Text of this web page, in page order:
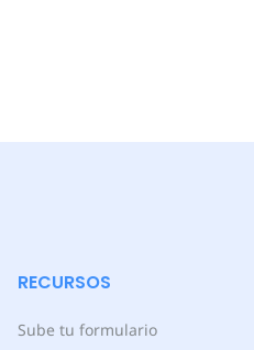
RECURSOS
Sube tu formulario